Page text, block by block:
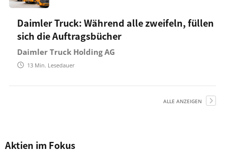
Daimler Truck: Während alle zweifeln, füllen
sich die Auftragsbücher
Daimler Truck Holding AG
13 Min. Lesedauer
ALLE ANZEIGEN
Aktien im Fokus